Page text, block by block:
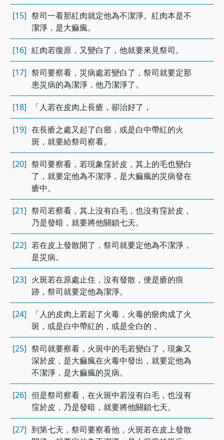
[15] 祭司一看那紅肉就定他為不潔淨。紅肉本是不
潔淨，是大痲瘋。
[16] 紅肉若復原，又變白了，他就要來見祭司。
[17] 祭司要察看，災病處若變白了，祭司就要定那
患災病的為潔淨，他乃潔淨了。
[18] 「人若在皮肉上長瘡，卻治好了，
[19] 在長瘡之處又起了白癤，或是白中帶紅的火
斑，就要給祭司察看。
[20] 祭司要察看，若現象窪於皮，其上的毛也變白
了，就要定他為不潔淨，是大痲瘋的災病發在
瘡中。
[21] 祭司若察看，其上沒有白毛，也沒有窪於皮，
乃是發暗，就要將他關鎖七天。
[22] 若在皮上發散開了，祭司就要定他為不潔淨，
是災病。
[23] 火斑若在原處止住，沒有發散，便是瘡的痕
跡，祭司就要定他為潔淨。
[24]
「人的皮肉上若起了火毒，火毒的瘀肉成了火
斑，或是白中帶紅的，或是全白的，
[25] 祭司就要察看，火斑中的毛若變白了，現象又
深於皮，是大痲瘋在火毒中發出，就要定他為
不潔淨，是大痲瘋的災病。
[26] 但是祭司察看，在火斑中若沒有白毛，也沒有
窪於皮，乃是發暗，就要將他關鎖七天。
[27] 到第七天，祭司要察看他，火斑若在皮上發散